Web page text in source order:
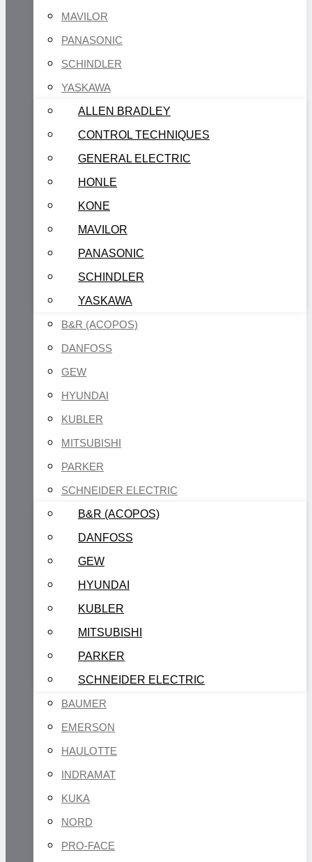
MAVILOR
PANASONIC
SCHINDLER
YASKAWA
ALLEN BRADLEY
CONTROL TECHNIQUES
GENERAL ELECTRIC
HONLE
KONE
MAVILOR
PANASONIC
SCHINDLER
YASKAWA
B&R (ACOPOS)
DANFOSS
GEW
HYUNDAI
KUBLER
MITSUBISHI
PARKER
SCHNEIDER ELECTRIC
B&R (ACOPOS)
DANFOSS
GEW
HYUNDAI
KUBLER
MITSUBISHI
PARKER
SCHNEIDER ELECTRIC
BAUMER
EMERSON
HAULOTTE
INDRAMAT
KUKA
NORD
PRO-FACE